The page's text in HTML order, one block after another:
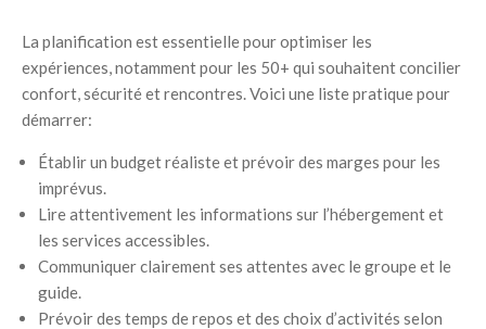
La planification est essentielle pour optimiser les
expériences, notamment pour les 50+ qui souhaitent concilier
confort, sécurité et rencontres. Voici une liste pratique pour
démarrer:
Établir un budget réaliste et prévoir des marges pour les
imprévus.
Lire attentivement les informations sur l’hébergement et
les services accessibles.
Communiquer clairement ses attentes avec le groupe et le
guide.
Prévoir des temps de repos et des choix d’activités selon